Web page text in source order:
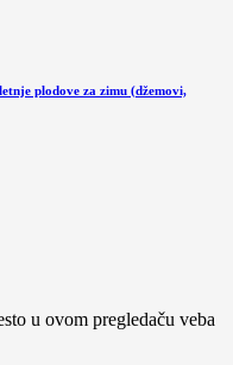
plodove za zimu (džemovi,
u ovom pregledaču veba